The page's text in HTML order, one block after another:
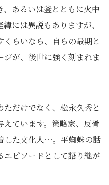
あるいは釜とともに火中
には異説もありますが、
らいなら、自らの最期と
が、後世に強く刻まれま
だけでなく、松永久秀と
ています。策略家、反骨
した文化人…。平蜘蛛の話
エピソードとして語り継が